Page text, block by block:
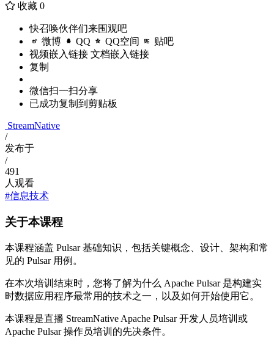
收藏 0
快召唤伙伴们来围观吧
微博 QQ QQ空间 贴吧
视频嵌入链接 文档嵌入链接
复制
微信扫一扫分享
已成功复制到剪贴板
StreamNative
/
发布于
/
491
人观看
#信息技术
关于本课程
本课程涵盖 Pulsar 基础知识，包括关键概念、设计、架构和常
见的 Pulsar 用例。
在本次培训结束时，您将了解为什么 Apache Pulsar 是构建实
时数据应用程序最常用的技术之一，以及如何开始使用它。
本课程是直播 StreamNative Apache Pulsar 开发人员培训或
Apache Pulsar 操作员培训的先决条件。